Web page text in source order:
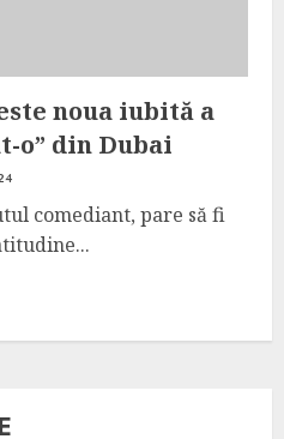
noua iubită a
o” din Dubai
comediant, pare să fi